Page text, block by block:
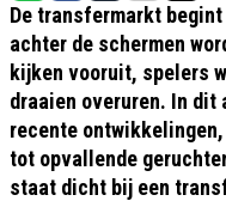
De transfermarkt
achter de schermen
kijken vooruit, spelers
draaien overuren. In dit
recente
tot opvallende
staat dicht bij een